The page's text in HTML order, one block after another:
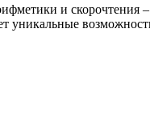
и скорочтения
уникальные